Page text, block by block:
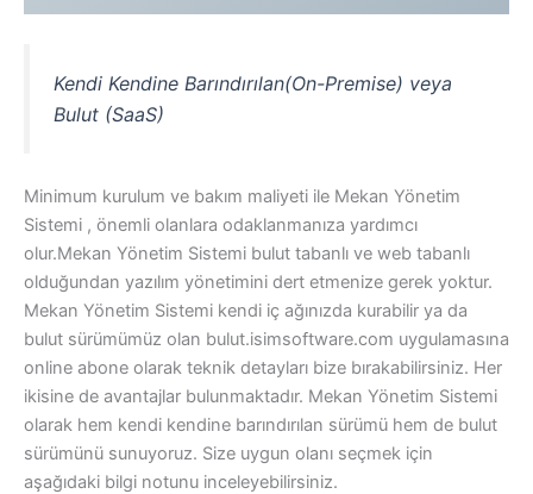
Kendi Kendine Barındırılan(On-Premise) veya
Bulut (SaaS)
Minimum kurulum ve bakım maliyeti ile Mekan Yönetim
Sistemi , önemli olanlara odaklanmanıza yardımcı
olur.Mekan Yönetim Sistemi bulut tabanlı ve web tabanlı
olduğundan yazılım yönetimini dert etmenize gerek yoktur.
Mekan Yönetim Sistemi kendi iç ağınızda kurabilir ya da
bulut sürümümüz olan bulut.isimsoftware.com uygulamasına
online abone olarak teknik detayları bize bırakabilirsiniz. Her
ikisine de avantajlar bulunmaktadır. Mekan Yönetim Sistemi
olarak hem kendi kendine barındırılan sürümü hem de bulut
sürümünü sunuyoruz. Size uygun olanı seçmek için
aşağıdaki bilgi notunu inceleyebilirsiniz.